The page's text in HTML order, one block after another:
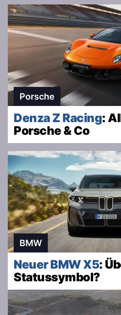
Porsche
Denza Z Racing:
Porsche & Co
BMW
Neuer BMW X5:
Statussymbol?